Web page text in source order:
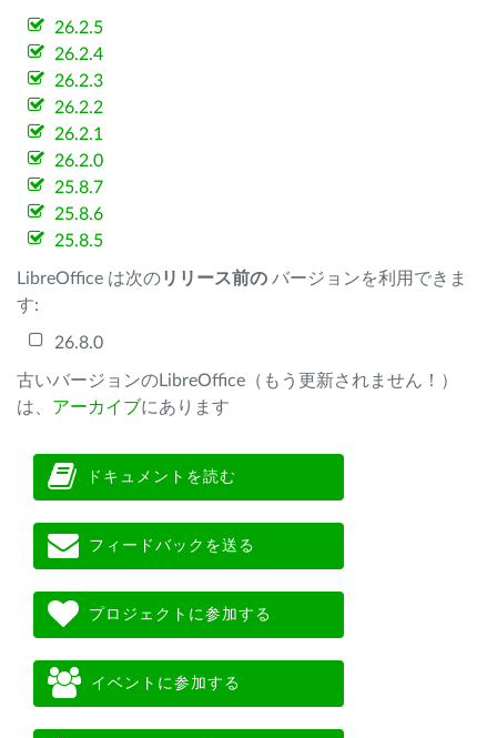
26.2.5
26.2.4
26.2.3
26.2.2
26.2.1
26.2.0
25.8.7
25.8.6
25.8.5
LibreOffice は次のリリース前の バージョンを利用できま
す:
26.8.0
古いバージョンのLibreOffice（もう更新されません！）
は、 アーカイブにあります
ドキュメントを読む
フィードバックを送る
プロジェクトに参加する
イベントに参加する